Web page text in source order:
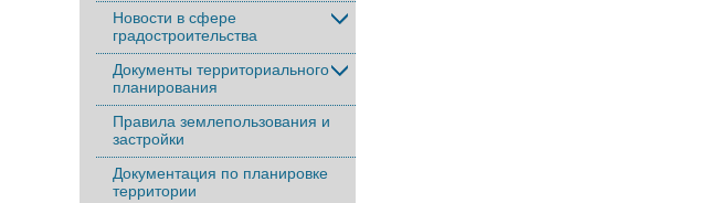
Новости в сфере
градостроительства
Документы территориального
планирования
Правила землепользования и
застройки
Документация по планировке
территории